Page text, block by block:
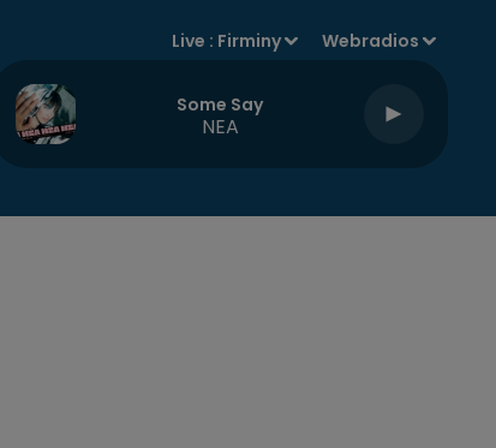
Live : Firminy Webradios
Some Say
NEA